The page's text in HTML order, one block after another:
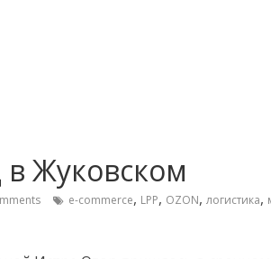
в Жуковском
e-commerce, LPP, OZON, логистика,